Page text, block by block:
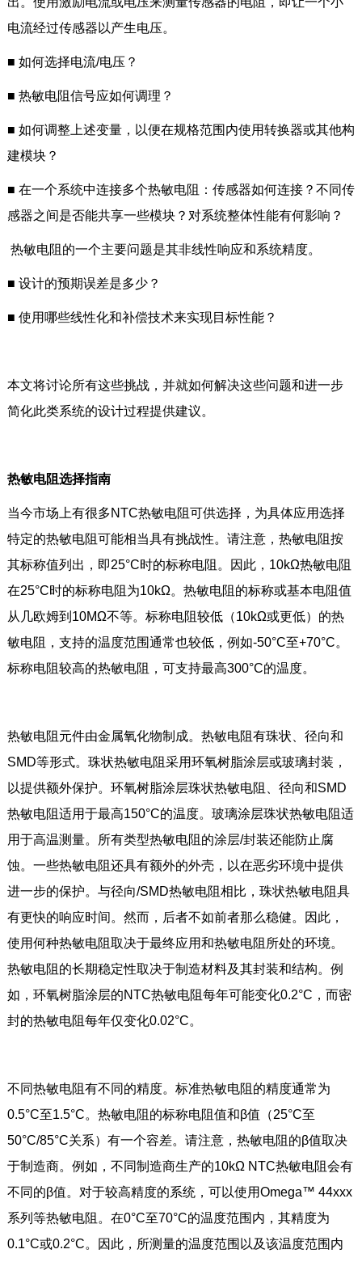
电流经过传感器以产生电压。
■ 如何选择电流/电压？
■ 热敏电阻信号应如何调理？
■ 如何调整上述变量，以便在规格范围内使用转换器或其他构
建模块？
■ 在一个系统中连接多个热敏电阻：传感器如何连接？不同传
感器之间是否能共享一些模块？对系统整体性能有何影响？
热敏电阻的一个主要问题是其非线性响应和系统精度。
■ 设计的预期误差是多少？
■ 使用哪些线性化和补偿技术来实现目标性能？
本文将讨论所有这些挑战，并就如何解决这些问题和进一步
简化此类系统的设计过程提供建议。
热敏电阻选择指南
当今市场上有很多NTC热敏电阻可供选择，为具体应用选择
特定的热敏电阻可能相当具有挑战性。请注意，热敏电阻按
其标称值列出，即25°C时的标称电阻。因此，10kΩ热敏电阻
在25°C时的标称电阻为10kΩ。热敏电阻的标称或基本电阻值
从几欧姆到10MΩ不等。标称电阻较低（10kΩ或更低）的热
敏电阻，支持的温度范围通常也较低，例如-50°C至+70°C。
标称电阻较高的热敏电阻，可支持最高300°C的温度。
热敏电阻元件由金属氧化物制成。热敏电阻有珠状、径向和
SMD等形式。珠状热敏电阻采用环氧树脂涂层或玻璃封装，
以提供额外保护。环氧树脂涂层珠状热敏电阻、径向和SMD
热敏电阻适用于最高150°C的温度。玻璃涂层珠状热敏电阻适
用于高温测量。所有类型热敏电阻的涂层/封装还能防止腐
蚀。一些热敏电阻还具有额外的外壳，以在恶劣环境中提供
进一步的保护。与径向/SMD热敏电阻相比，珠状热敏电阻具
有更快的响应时间。然而，后者不如前者那么稳健。因此，
使用何种热敏电阻取决于最终应用和热敏电阻所处的环境。
热敏电阻的长期稳定性取决于制造材料及其封装和结构。例
如，环氧树脂涂层的NTC热敏电阻每年可能变化0.2°C，而密
封的热敏电阻每年仅变化0.02°C。
不同热敏电阻有不同的精度。标准热敏电阻的精度通常为
0.5°C至1.5°C。热敏电阻的标称电阻值和β值（25°C至
50°C/85°C关系）有一个容差。请注意，热敏电阻的β值取决
于制造商。例如，不同制造商生产的10kΩ NTC热敏电阻会有
不同的β值。对于较高精度的系统，可以使用Omega™ 44xxx
系列等热敏电阻。在0°C至70°C的温度范围内，其精度为
0.1°C或0.2°C。因此，所测量的温度范围以及该温度范围内